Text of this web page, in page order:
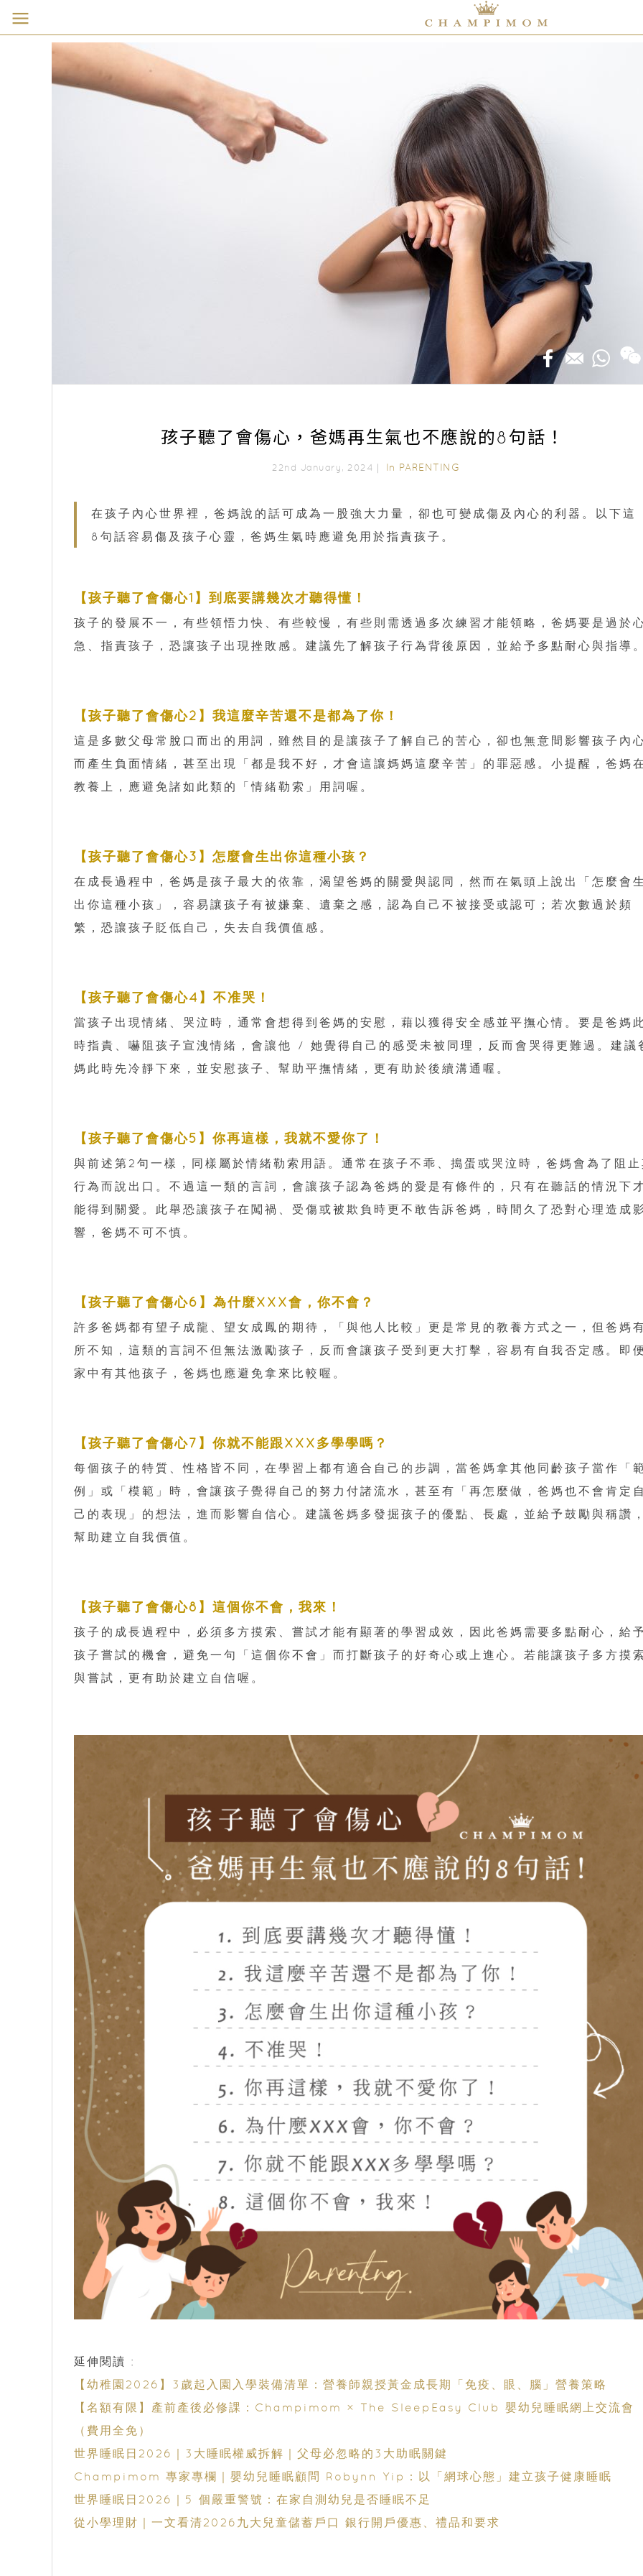
孩子聽了會傷心，爸媽再生氣也不應說的8句話！
22nd January, 2024｜ In PARENTING
在孩子內心世界裡，爸媽說的話可成為一股強大力量，卻也可變成傷及內心的利器。以下這
8句話容易傷及孩子心靈，爸媽生氣時應避免用於指責孩子。
【孩子聽了會傷心1】到底要講幾次才聽得懂！
孩子的發展不一，有些領悟力快、有些較慢，有些則需透過多次練習才能領略，爸媽要是過於
急、指責孩子，恐讓孩子出現挫敗感。建議先了解孩子行為背後原因，並給予多點耐心與指導
【孩子聽了會傷心2】我這麼辛苦還不是都為了你！
這是多數父母常脫口而出的用詞，雖然目的是讓孩子了解自己的苦心，卻也無意間影響孩子內
而產生負面情緒，甚至出現「都是我不好，才會這讓媽媽這麼辛苦」的罪惡感。小提醒，爸媽
教養上，應避免諸如此類的「情緒勒索」用詞喔。
【孩子聽了會傷心3】怎麼會生出你這種小孩？
在成長過程中，爸媽是孩子最大的依靠，渴望爸媽的關愛與認同，然而在氣頭上說出「怎麼會
出你這種小孩」，容易讓孩子有被嫌棄、遺棄之感，認為自己不被接受或認可；若次數過於頻
繁，恐讓孩子貶低自己，失去自我價值感。
【孩子聽了會傷心4】不准哭！
當孩子出現情緒、哭泣時，通常會想得到爸媽的安慰，藉以獲得安全感並平撫心情。要是爸媽
時指責、嚇阻孩子宣洩情緒，會讓他 / 她覺得自己的感受未被同理，反而會哭得更難過。建議
媽此時先冷靜下來，並安慰孩子、幫助平撫情緒，更有助於後續溝通喔。
【孩子聽了會傷心5】你再這樣，我就不愛你了！
與前述第2句一樣，同樣屬於情緒勒索用語。通常在孩子不乖、搗蛋或哭泣時，爸媽會為了阻
行為而說出口。不過這一類的言詞，會讓孩子認為爸媽的愛是有條件的，只有在聽話的情況下
能得到關愛。此舉恐讓孩子在闖禍、受傷或被欺負時更不敢告訴爸媽，時間久了恐對心理造成
響，爸媽不可不慎。
【孩子聽了會傷心6】為什麼XXX會，你不會？
許多爸媽都有望子成龍、望女成鳳的期待，「與他人比較」更是常見的教養方式之一，但爸媽
所不知，這類的言詞不但無法激勵孩子，反而會讓孩子受到更大打擊，容易有自我否定感。即
家中有其他孩子，爸媽也應避免拿來比較喔。
【孩子聽了會傷心7】你就不能跟XXX多學學嗎？
每個孩子的特質、性格皆不同，在學習上都有適合自己的步調，當爸媽拿其他同齡孩子當作「
例」或「模範」時，會讓孩子覺得自己的努力付諸流水，甚至有「再怎麼做，爸媽也不會肯定
己的表現」的想法，進而影響自信心。建議爸媽多發掘孩子的優點、長處，並給予鼓勵與稱讚
幫助建立自我價值。
【孩子聽了會傷心8】這個你不會，我來！
孩子的成長過程中，必須多方摸索、嘗試才能有顯著的學習成效，因此爸媽需要多點耐心，給
孩子嘗試的機會，避免一句「這個你不會」而打斷孩子的好奇心或上進心。若能讓孩子多方摸
與嘗試，更有助於建立自信喔。
延伸閱讀 :
【幼稚園2026】3歲起入園入學裝備清單：營養師親授黃金成長期「免疫、眼、腦」營養策略
【名額有限】產前產後必修課：Champimom × The SleepEasy Club 嬰幼兒睡眠網上交流會
（費用全免）
世界睡眠日2026｜3大睡眠權威拆解｜父母必忽略的3大助眠關鍵
Champimom 專家專欄｜嬰幼兒睡眠顧問 Robynn Yip：以「網球心態」建立孩子健康睡眠
世界睡眠日2026｜5 個嚴重警號：在家自測幼兒是否睡眠不足
從小學理財｜一文看清2026九大兒童儲蓄戶口 銀行開戶優惠、禮品和要求